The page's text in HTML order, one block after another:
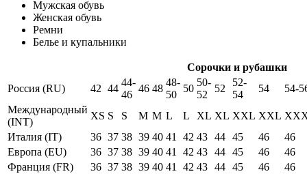
Мужская обувь
Женская обувь
Ремни
Белье и купальники
Сорочки и рубашки
Россия (RU)
42 44
44-
46
46 48
48-
50
50
50-
52
52
52-
54
54
54-
Международный
(INT)
XS S S M M L L XL XL XXL XXL
Италия (IT)
36 37 38 39 40 41 42 43 44 45 46
46
Европа (EU)
36 37 38 39 40 41 42 43 44 45 46
46
Франция (FR)
36 37 38 39 40 41 42 43 44 45 46
46